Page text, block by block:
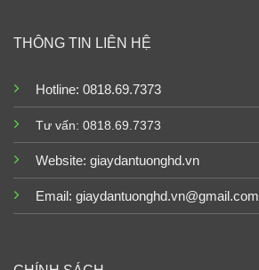
THÔNG TIN LIÊN HỆ
Hotline: 0818.69.7373
Tư vấn: 0818.69.7373
Website: giaydantuonghd.vn
Email: giaydantuonghd.vn@gmail.com